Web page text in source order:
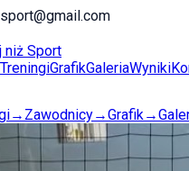
niż Sport
TreningiGrafikGaleriaWyniki
→ Zawodnicy→Grafik→